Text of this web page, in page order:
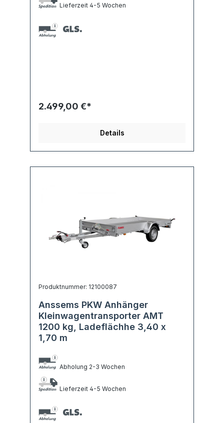
Lieferzeit 4-5 Wochen
2.499,00 €*
Details
Produktnummer: 12100087
Anssems PKW Anhänger
Kleinwagentransporter AMT
1200 kg, Ladeflächhe 3,40 x
1,70 m
Abholung 2-3 Wochen
Lieferzeit 4-5 Wochen